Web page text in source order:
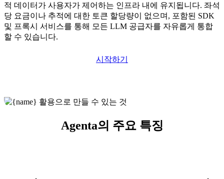
적 데이터가 사용자가 제어하는 인프라 내에 유지됩니다. 좌석
당 요금이나 추적에 대한 토큰 할당량이 없으며, 포함된 SDK
및 프록시 서비스를 통해 모든 LLM 공급자를 자유롭게 통합
할 수 있습니다.
시작하기
Agenta의 주요 특징